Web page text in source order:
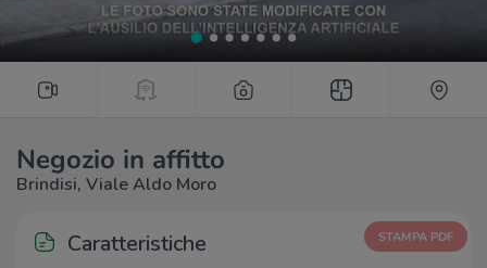
Negozio in affitto
Brindisi, Viale Aldo Moro
Caratteristiche STAMPA PDF